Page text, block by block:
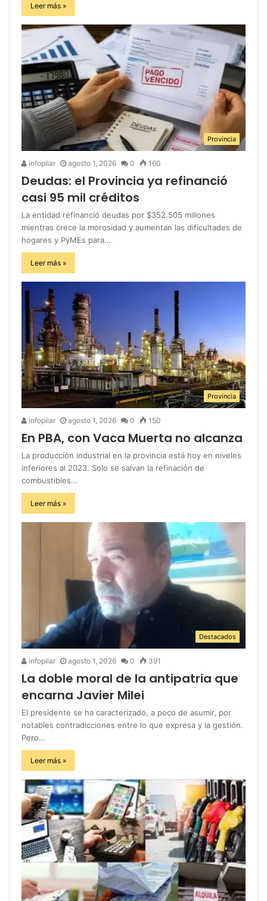
Leer más »
Provincia
infopilar agosto 1, 2026 0 160
Deudas: el Provincia ya refinanció
casi 95 mil créditos
La entidad refinanció deudas por $352.505 millones
mientras crece la morosidad y aumentan las dificultades de
hogares y PyMEs para…
Leer más »
Provincia
infopilar agosto 1, 2026 0 150
En PBA, con Vaca Muerta no alcanza
La producción industrial en la provincia está hoy en niveles
inferiores al 2023. Solo se salvan la refinación de
combustibles…
Leer más »
Destacados
infopilar agosto 1, 2026 0 391
La doble moral de la antipatria que
encarna Javier Milei
El presidente se ha caracterizado, a poco de asumir, por
notables contradicciones entre lo que expresa y la gestión.
Pero…
Leer más »